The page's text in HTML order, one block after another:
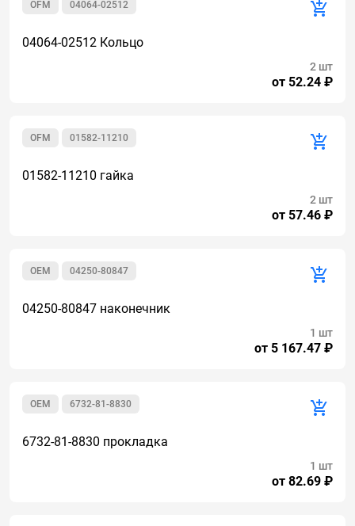
04064-02512
OFM
04064-02512 Кольцо
от 52.24 ₽
2 шт
01582-11210
OFM
01582-11210 гайка
от 57.46 ₽
2 шт
04250-80847
OEM
04250-80847 наконечник
от 5 167.47 ₽
1 шт
6732-81-8830
OEM
6732-81-8830 прокладка
от 82.69 ₽
1 шт